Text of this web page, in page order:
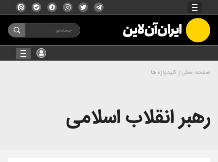
صفحه اصلی کلیدواژه ها
رهبر انقلاب اسلامی